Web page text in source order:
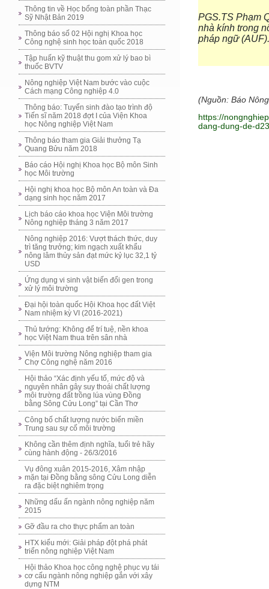
Thông tin về Học bổng toàn phần Thạc
Sỹ Nhật Bản 2019
Thông báo số 02 Hội nghị Khoa học
Công nghệ sinh học toàn quốc 2018
Tập huấn kỹ thuật thu gom xử lý bao bì
thuốc BVTV
Nông nghiệp Việt Nam bước vào cuộc
Cách mạng Công nghiệp 4.0
Thông báo: Tuyển sinh đào tạo trình độ
Tiến sĩ năm 2018 đợt I của Viện Khoa
học Nông nghiệp Việt Nam
Thông báo tham gia Giải thưởng Tạ
Quang Bửu năm 2018
Báo cáo Hội nghị Khoa học Bộ môn Sinh
học Môi trường
Hội nghị khoa học Bộ môn An toàn và Đa
dạng sinh học năm 2017
Lịch báo cáo khoa học Viện Môi trường
Nông nghiệp tháng 3 năm 2017
Nông nghiệp 2016: Vượt thách thức, duy
trì tăng trưởng; kim ngạch xuất khẩu
nông lâm thủy sản đạt mức kỷ lục 32,1 tỷ
USD
Ứng dụng vi sinh vật biến đổi gen trong
xử lý môi trường
Đại hội toàn quốc Hội Khoa học đất Việt
Nam nhiệm kỳ VI (2016-2021)
Thủ tướng: Không để trí tuệ, nền khoa
học Việt Nam thua trên sân nhà
Viện Môi trường Nông nghiệp tham gia
Chợ Công nghệ năm 2016
Hội thảo “Xác định yếu tố, mức độ và
nguyên nhân gây suy thoái chất lượng
môi trường đất trồng lúa vùng Đồng
bằng Sông Cửu Long” tại Cần Thơ
Công bố chất lượng nước biển miền
Trung sau sự cố môi trường
Không cần thêm định nghĩa, tuổi trẻ hãy
cùng hành động - 26/3/2016
Vụ đông xuân 2015-2016, Xâm nhập
mặn tại Đồng bằng sông Cửu Long diễn
ra đặc biệt nghiêm trọng
Những dấu ấn ngành nông nghiệp năm
2015
Gỡ đầu ra cho thực phẩm an toàn
HTX kiểu mới: Giải pháp đột phá phát
triển nông nghiệp Việt Nam
Hội thảo Khoa học công nghệ phục vụ tái
cơ cấu ngành nông nghiệp gắn với xây
dựng NTM
PGS.TS Phạm
nhà kính trong
pháp ngữ (AUF).
(Nguồn: Báo
https://
dang-dung-de-